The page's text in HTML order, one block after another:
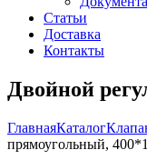
Статьи
Доставка
Контакты
Двойной
ГлавнаяКаталог
прямоугольный,